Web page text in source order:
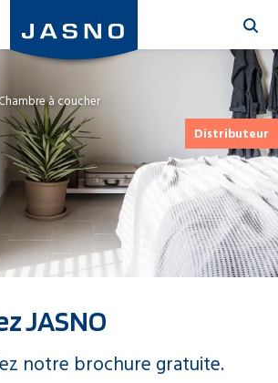
Distributeur
Chambre à coucher
JASNO
notre brochure gratuite.